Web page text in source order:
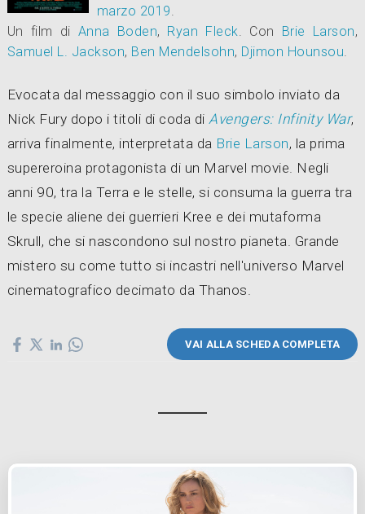
marzo 2019.
Un film di Anna Boden, Ryan Fleck. Con Brie Larson,
Samuel L. Jackson, Ben Mendelsohn, Djimon Hounsou.
Evocata dal messaggio con il suo simbolo inviato da
Nick Fury dopo i titoli di coda diAvengers: Infinity War,
arriva finalmente, interpretata da Brie Larson, la prima
supereroina protagonista di un Marvel movie. Negli
anni 90, tra la Terra e le stelle, si consuma la guerra tra
le specie aliene dei guerrieri Kree e dei mutaforma
Skrull, che si nascondono sul nostro pianeta. Grande
mistero su come tutto si incastri nell'universo Marvel
cinematografico decimato da Thanos.
VAI ALLA SCHEDA COMPLETA